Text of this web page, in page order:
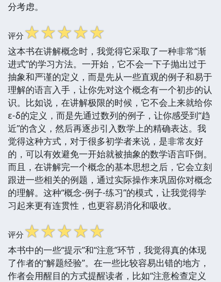
分考虑。
评分☆☆☆☆☆
这本书在讲解概念时，我觉得它采取了一种非常“渐
进式”的学习方法。一开始，它不会一下子抛出过于
抽象和严谨的定义，而是先从一些直观的例子和易于
理解的语言入手，让你先对这个概念有一个初步的认
识。比如说，在讲解极限的时候，它不会上来就给你
ε-δ的定义，而是先通过数列的例子，让你感受到“趋
近”的含义，然后再逐步引入数学上的精确表达。我
觉得这种方式，对于很多初学者来说，是非常友好
的，可以有效避免一开始就被抽象的数学语言吓倒。
而且，在讲解完一个概念的基本思想之后，它会立刻
跟进一些相关的例题，通过实际操作来巩固你对概念
的理解。这种“概念-例子-练习”的模式，让我觉得学
习起来更有连贯性，也更容易消化和吸收。
评分☆☆☆☆☆
本书中的一些“提示”和“注意”环节，我觉得真的体现
了作者的“解题经验”。在一些比较容易出错的地方，
作者会用醒目的方式提醒读者，比如“注意检查定义